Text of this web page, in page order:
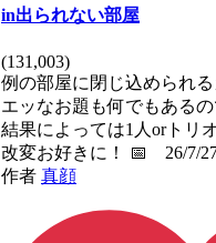
in出られない部屋
(131,003)
例の部屋に閉じ込められ
エッなお題も何でもある
結果によっては1人orトリ
改変お好きに！ 📅 26/7/
作者 真顔